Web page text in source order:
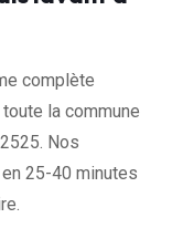
complète
la commune
Nos
25-40 minutes